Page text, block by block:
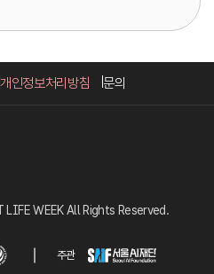
개인정보처리방침 문의
LIFE WEEK All Rights Reserved.
주관